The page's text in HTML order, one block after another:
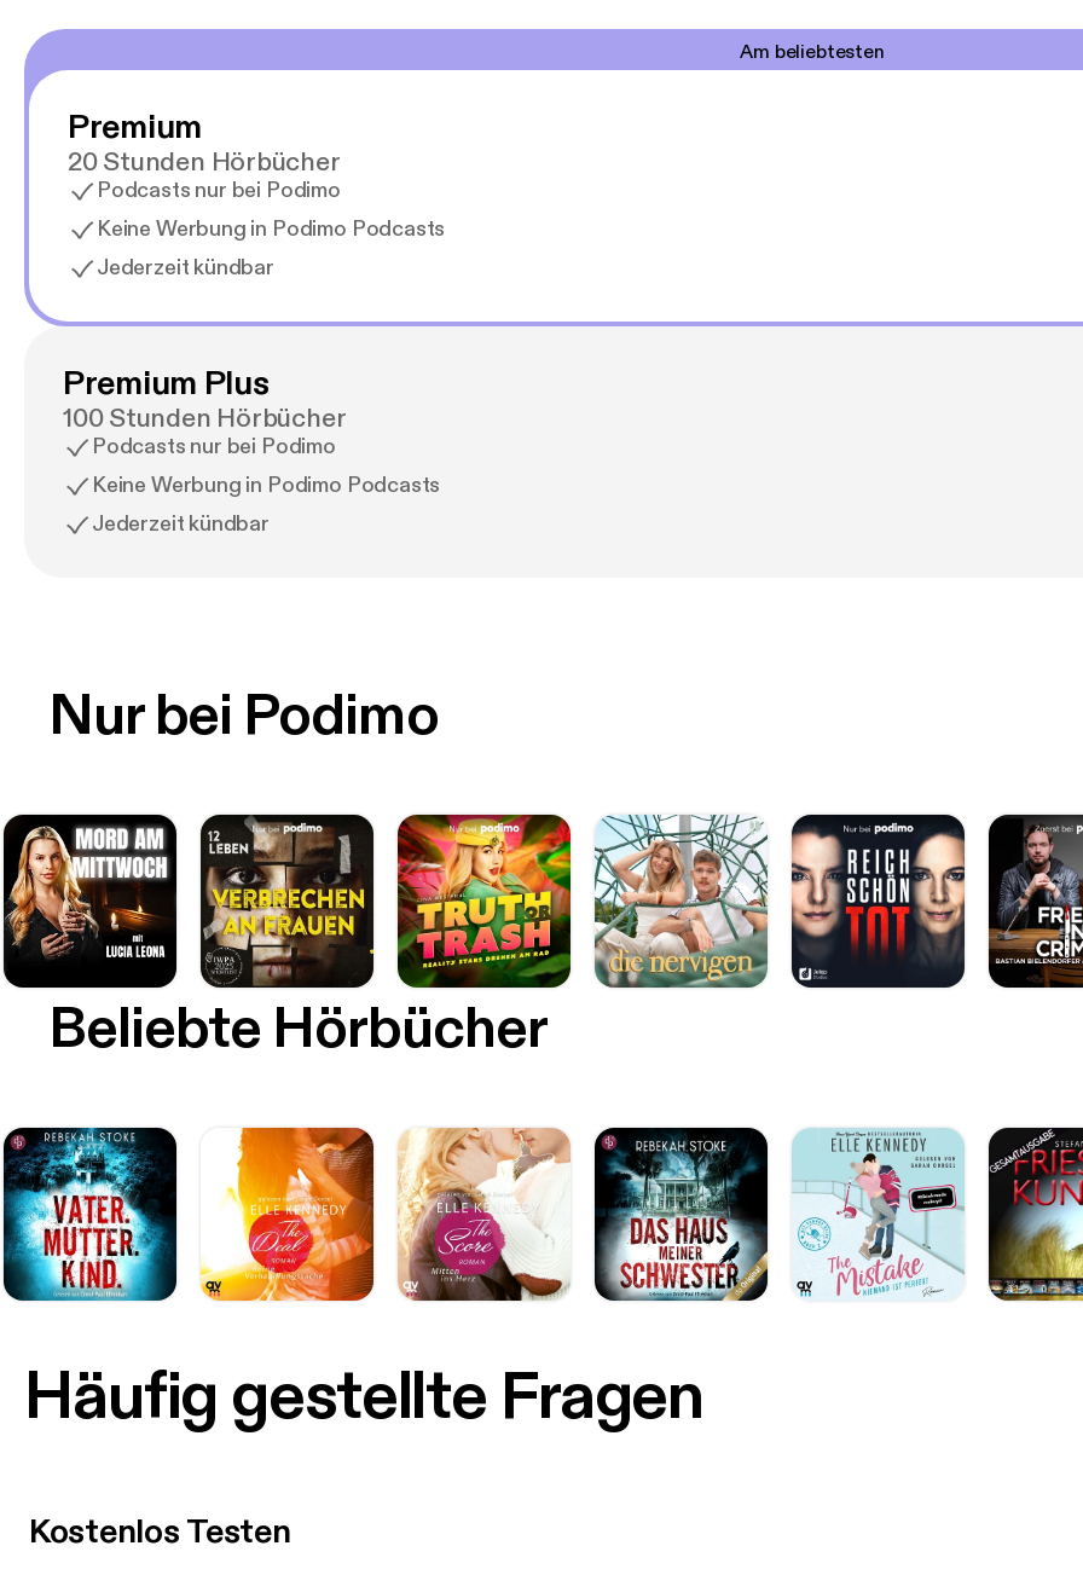
Am beliebtesten
Premium
20 Stunden Hörbücher
Podcasts nur bei Podimo
Keine Werbung in Podimo Podcasts
Jederzeit kündbar
Premium Plus
100 Stunden Hörbücher
Podcasts nur bei Podimo
Keine Werbung in Podimo Podcasts
Jederzeit kündbar
Nur bei Podimo
Beliebte Hörbücher
Häufig gestellte Fragen
Kostenlos Testen